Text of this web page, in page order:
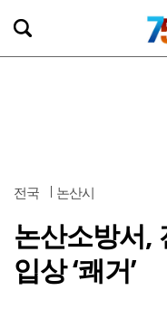
전국 논산시
논산소방서,
입상 ‘쾌거’